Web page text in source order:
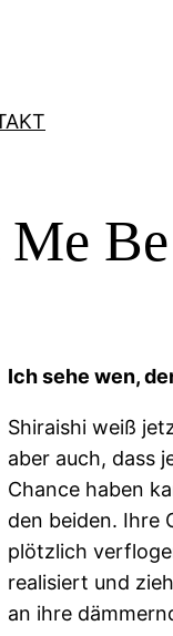
Ich sehe wen,
Shiraishi weiß
aber auch, dass
Chance haben
den beiden. Ihre
plötzlich
realisiert und
an ihre